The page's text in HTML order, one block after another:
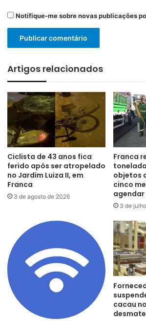
Notifique-me sobre novas publicações
Artigos relacionados
Ciclista de 43 anos fica
ferido após ser atropelado
no Jardim Luiza II, em
Franca
3 de agosto de 2026
Franca
objetos
cinco
3 de
cacau